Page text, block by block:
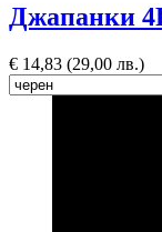
Джапанки
€ 14,83 (29,00 лв.)